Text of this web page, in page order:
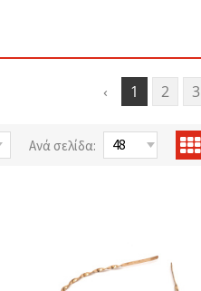
‹ 1 2 3
Ανά σελίδα: